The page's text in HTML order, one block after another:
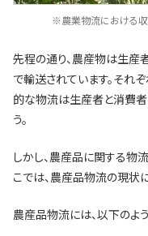
※農業物流における収穫・
先程の通り、農産物は生産
で輸送されています。それ
的な物流は生産者と消費
う。
しかし、農産品に関する物
こでは、農産品物流の現状
農産品物流には、以下のよ